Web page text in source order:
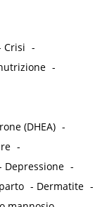
Crisi -
-
(DHEA) -
-
Depressione -
- Dermatite -